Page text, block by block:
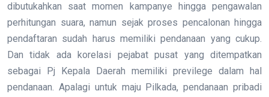
dibutukahkan saat momen kampanye hingga pengawalan
perhitungan suara, namun sejak proses pencalonan hingga
pendaftaran sudah harus memiliki pendanaan yang cukup.
Dan tidak ada korelasi pejabat pusat yang ditempatkan
sebagai Pj Kepala Daerah memiliki previlege dalam hal
pendanaan. Apalagi untuk maju Pilkada, pendanaan pribadi